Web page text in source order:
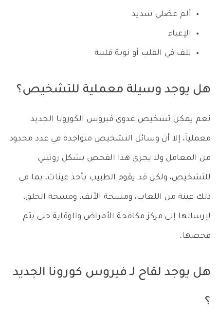
ألم عضلي شديد
الإعياء
تلف في القلب أو نوبة قلبية
هل يوجد وسيلة معملية للتشخيص؟
نعم يمكن تشخيص عدوى فيروس الكورونا الجديد
معملياً، إلا أن وسائل التشخيص متواجدة في عدد محدود
من المعامل ولا يجرى هذا الفحص بشكل روتيني
للتشخيص، ولكن قد يقوم الطبيب بأخذ عينات، بما في
ذلك عينة من اللعاب، ومسحة الأنف، ومسحة الحلق،
لإرسالها إلى مركز مكافحة الأمراض والوقاية حتى يتم
فحصها.
هل يوجد لقاح لـ فيروس كورونا الجديد
؟